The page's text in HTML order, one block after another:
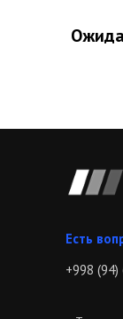
Зв|
+998